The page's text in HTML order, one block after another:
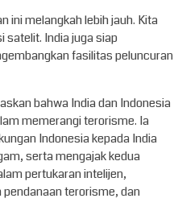
ini melangkah lebih jauh. Kita
satelit. India juga siap
fasilitas peluncuran
bahwa India dan Indonesia
memerangi terorisme. Ia
Indonesia kepada India
serta mengajak kedua
pertukaran intelijen,
terorisme, dan